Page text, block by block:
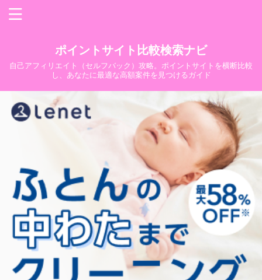
ポイントサイト比較検索ナビ
自己アフィリエイト（セルフバック）攻略。ポイントサイトを横断比較
し、あなたに最適な高額案件を見つけるガイド